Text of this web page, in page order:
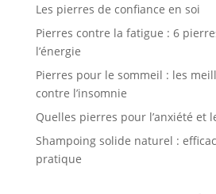
Les pierres de confiance en soi
Pierres contre la fatigue : 6
l’énergie
Pierres pour le sommeil : les
contre l’insomnie
Quelles pierres pour l’anxiété et
Shampoing solide naturel :
pratique